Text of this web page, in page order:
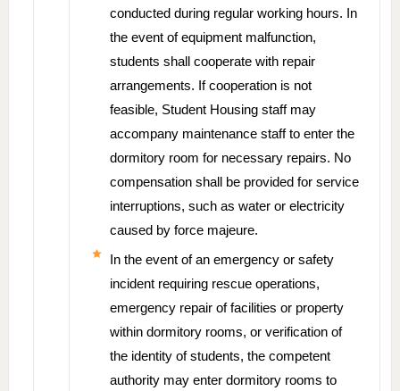
conducted during regular working hours. In
the event of equipment malfunction,
students shall cooperate with repair
arrangements. If cooperation is not
feasible, Student Housing staff may
accompany maintenance staff to enter the
dormitory room for necessary repairs. No
compensation shall be provided for service
interruptions, such as water or electricity
caused by force majeure.
In the event of an emergency or safety
incident requiring rescue operations,
emergency repair of facilities or property
within dormitory rooms, or verification of
the identity of students, the competent
authority may enter dormitory rooms to